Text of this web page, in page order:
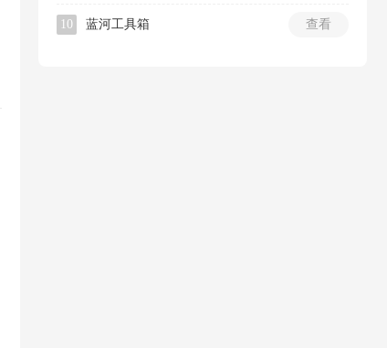
10 查看
蓝河工具箱